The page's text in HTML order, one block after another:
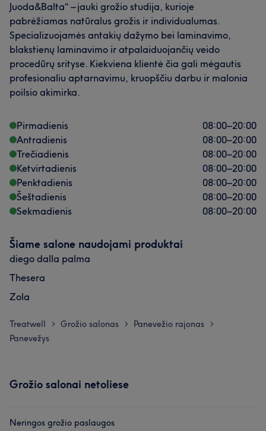
Juoda&Balta“ – jauki grožio studija, kurioje
pabrėžiamas natūralus grožis ir individualumas.
Specializuojamės antakių dažymo bei laminavimo,
blakstienų laminavimo ir atpalaiduojančių veido
procedūrų srityse. Kiekviena klientė čia gali mėgautis
profesionaliu aptarnavimu, kruopščiu darbu ir malonia
poilsio akimirka.
Pirmadienis 08:00–20:00
Antradienis
08:00–20:00
Trečiadienis
08:00–20:00
Ketvirtadienis
08:00–20:00
Penktadienis
08:00–20:00
Šeštadienis
08:00–20:00
Sekmadienis
08:00–20:00
Šiame salone naudojami produktai
diego dalla palma
Thesera
Zola
Treatwell > Grožio salonas > Panevežio rajonas >
Panevežys
Grožio salonai netoliese
Neringos grožio paslaugos